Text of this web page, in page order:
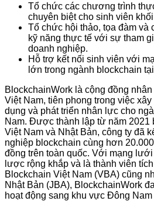
Tổ chức các chương trình
chuyên biệt cho sinh viên
Tổ chức hội thảo, tọa đàm và
kỹ năng thực tế với sự tham
doanh nghiệp.
Hỗ trợ kết nối sinh viên với
lớn trong ngành blockchain
BlockchainWork là cộng đồng
Việt Nam, tiên phong trong việc
dụng và phát triển nhân lực cho
Nam. Được thành lập từ năm 2021
Việt Nam và Nhật Bản, công ty đã
nghiệp blockchain cùng hơn
đồng trên toàn quốc. Với mạng
lược rộng khắp và là thành viên
Blockchain Việt Nam (VBA) cũng
Nhật Bản (JBA), BlockchainWork
hoạt động sang khu vực Đông Nam